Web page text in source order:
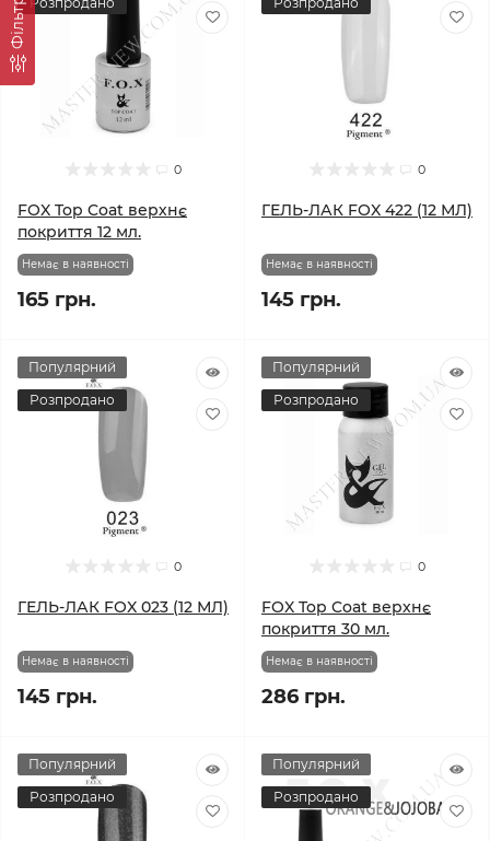
Фільтр
0
FOX Top Coat верхнє
покриття 12 мл.
Немає в наявності
165 грн.
0
ГЕЛЬ-ЛАК FOX 422 (12 МЛ)
Немає в наявності
145 грн.
Популярний
Розпродано
0
ГЕЛЬ-ЛАК FOX 023 (12 МЛ)
Немає в наявності
145 грн.
Популярний
Розпродано
0
FOX Top Coat верхнє
покриття 30 мл.
Немає в наявності
286 грн.
Популярний
Розпродано
Популярний
Розпродано